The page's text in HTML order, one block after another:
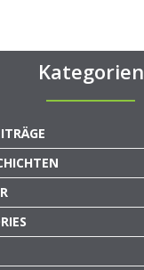
Kategorien